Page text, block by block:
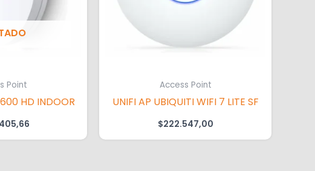
Point
HD INDOOR
Access Point
UNIFI AP UBIQUITI WIFI 7 LITE SF
$222.547,00